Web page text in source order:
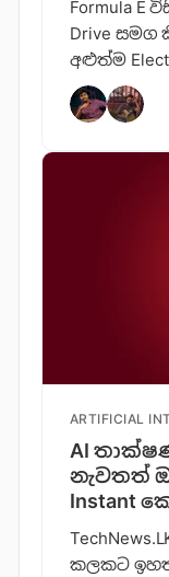
Formula E
Drive
අළුත්ම
ARTIFICIAL
AI
නැවතත්
Instant
කලකට